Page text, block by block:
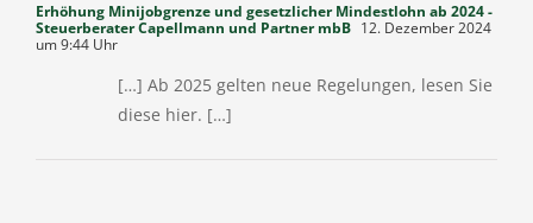
Erhöhung Minijobgrenze und gesetzlicher Mindestlohn ab 2024 -
Steuerberater Capellmann und Partner mbB 12. Dezember 2024
um 9:44 Uhr
[…] Ab 2025 gelten neue Regelungen, lesen Sie
diese hier. […]